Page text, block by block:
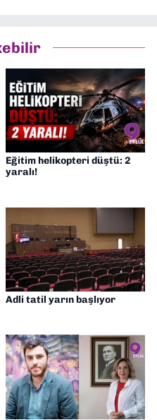
aynı anabilim dalında
görev almaktayım. Hak
dair çalışmalar
Eğitim helikopteri düştü: 2
yaralı!
Adli tatil yarın başlıyor